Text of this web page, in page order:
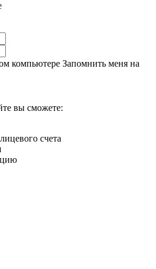
компьютере Запомнить меня на
вы сможете:
счета